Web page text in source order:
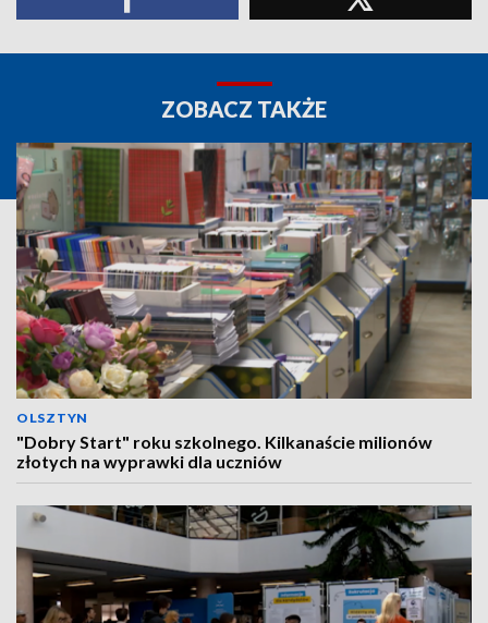
ZOBACZ TAKŻE
OLSZTYN
"Dobry Start" roku szkolnego. Kilkanaście milionów
złotych na wyprawki dla uczniów